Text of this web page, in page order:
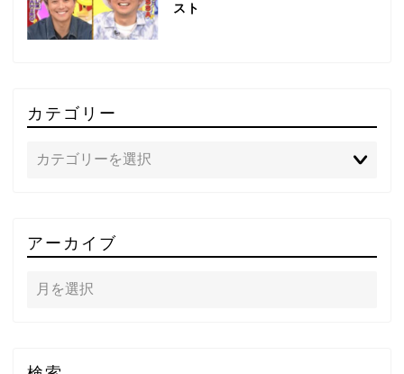
スト
カテゴリー
アーカイブ